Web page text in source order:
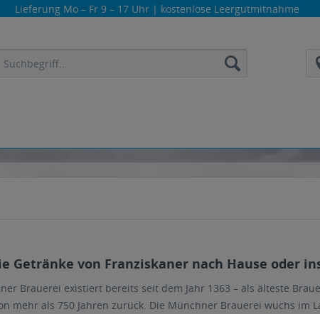
Lieferung Mo – Fr 9 – 17 Uhr | kostenlose Leergutmitnahme
Getränke von Franziskaner nach Hause oder
Brauerei existiert bereits seit dem Jahr 1363 – als älteste
mehr als 750 Jahren zurück. Die Münchner Brauerei wuchs